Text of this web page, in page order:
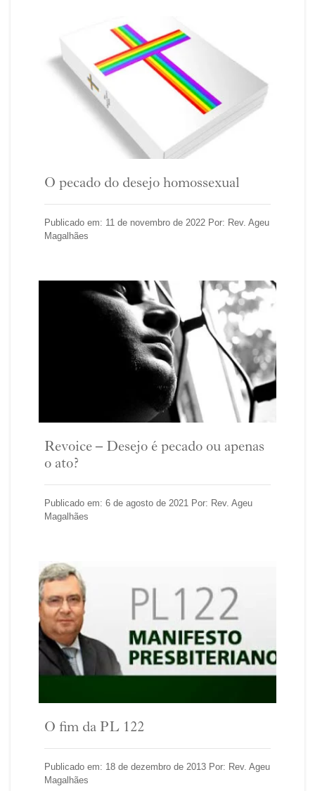
O pecado do desejo homossexual
Publicado em: 11 de novembro de 2022 Por: Rev. Ageu
Magalhães
Revoice – Desejo é pecado ou apenas
o ato?
Publicado em: 6 de agosto de 2021 Por: Rev. Ageu
Magalhães
O fim da PL 122
Publicado em: 18 de dezembro de 2013 Por: Rev. Ageu
Magalhães